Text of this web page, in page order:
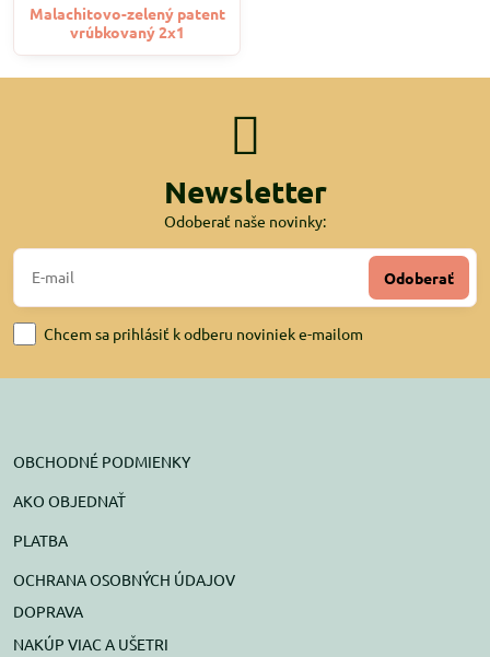
Malachitovo-zelený patent
vrúbkovaný 2x1
Newsletter
Odoberať naše novinky:
Odoberať
Chcem sa prihlásiť k odberu noviniek e-mailom
OBCHODNÉ PODMIENKY
AKO OBJEDNAŤ
PLATBA
OCHRANA OSOBNÝCH ÚDAJOV
DOPRAVA
NAKÚP VIAC A UŠETRI